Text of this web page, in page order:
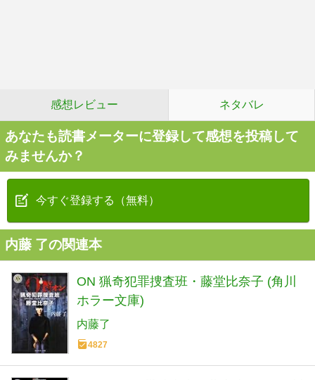
感想レビュー ネタバレ
あなたも読書メーターに登録して感想を投稿して
みませんか？
今すぐ登録する（無料）
内藤 了の関連本
ON 猟奇犯罪捜査班・藤堂比奈子 (角川
ホラー文庫)
内藤了
4827